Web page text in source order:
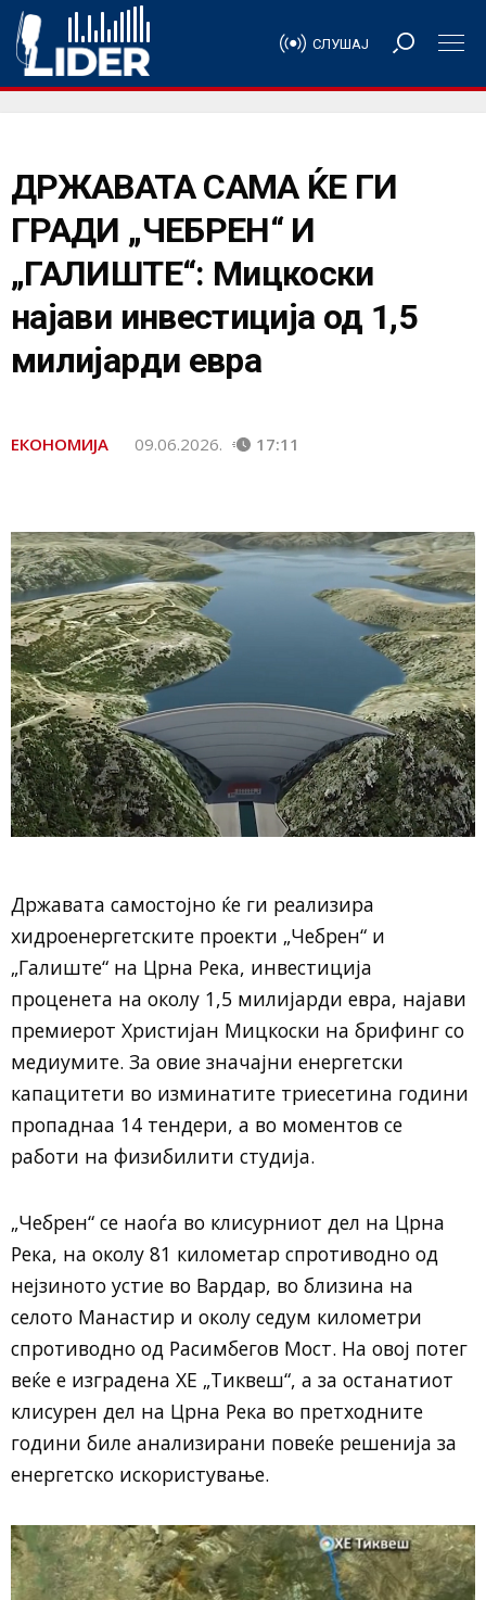
СЛУШАЈ
ДРЖАВАТА САМА ЌЕ ГИ
ГРАДИ „ЧЕБРЕН“ И
„ГАЛИШТЕ“: Мицкоски
најави инвестиција од 1,5
милијарди евра
ЕКОНОМИЈА 09.06.2026. 17:11
Државата самостојно ќе ги реализира
хидроенергетските проекти „Чебрен“ и
„Галиште“ на Црна Река, инвестиција
проценета на околу 1,5 милијарди евра, најави
премиерот Христијан Мицкоски на брифинг со
медиумите. За овие значајни енергетски
капацитети во изминатите триесетина години
пропаднаа 14 тендери, а во моментов се
работи на физибилити студија.
„Чебрен“ се наоѓа во клисурниот дел на Црна
Река, на околу 81 километар спротиводно од
нејзиното устие во Вардар, во близина на
селото Манастир и околу седум километри
спротиводно од Расимбегов Мост. На овој потег
веќе е изградена ХЕ „Тиквеш“, а за останатиот
клисурен дел на Црна Река во претходните
години биле анализирани повеќе решенија за
енергетско искористување.